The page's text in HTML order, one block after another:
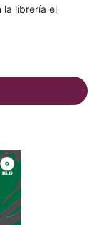
la librería el